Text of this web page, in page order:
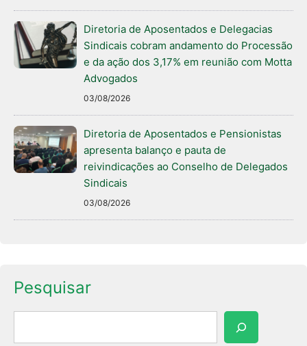
Diretoria de Aposentados e Delegacias
Sindicais cobram andamento do Processão
e da ação dos 3,17% em reunião com Motta
Advogados
03/08/2026
Diretoria de Aposentados e Pensionistas
apresenta balanço e pauta de
reivindicações ao Conselho de Delegados
Sindicais
03/08/2026
Pesquisar